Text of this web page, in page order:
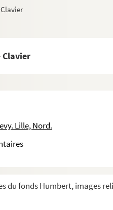
Clavier
Lille, Nord.
du fonds Humbert, images
Luxembourg, cardinal et évêque